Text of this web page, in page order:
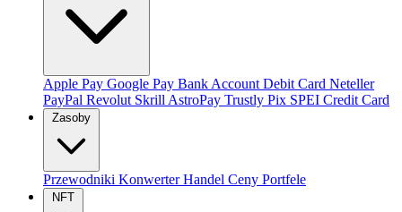
Apple Pay Google Pay Bank Account Debit Card Neteller
PayPal Revolut Skrill AstroPay Trustly Pix SPEI Credit Card
Zasoby
Przewodniki KonwerterHandel Ceny Portfele
NFT